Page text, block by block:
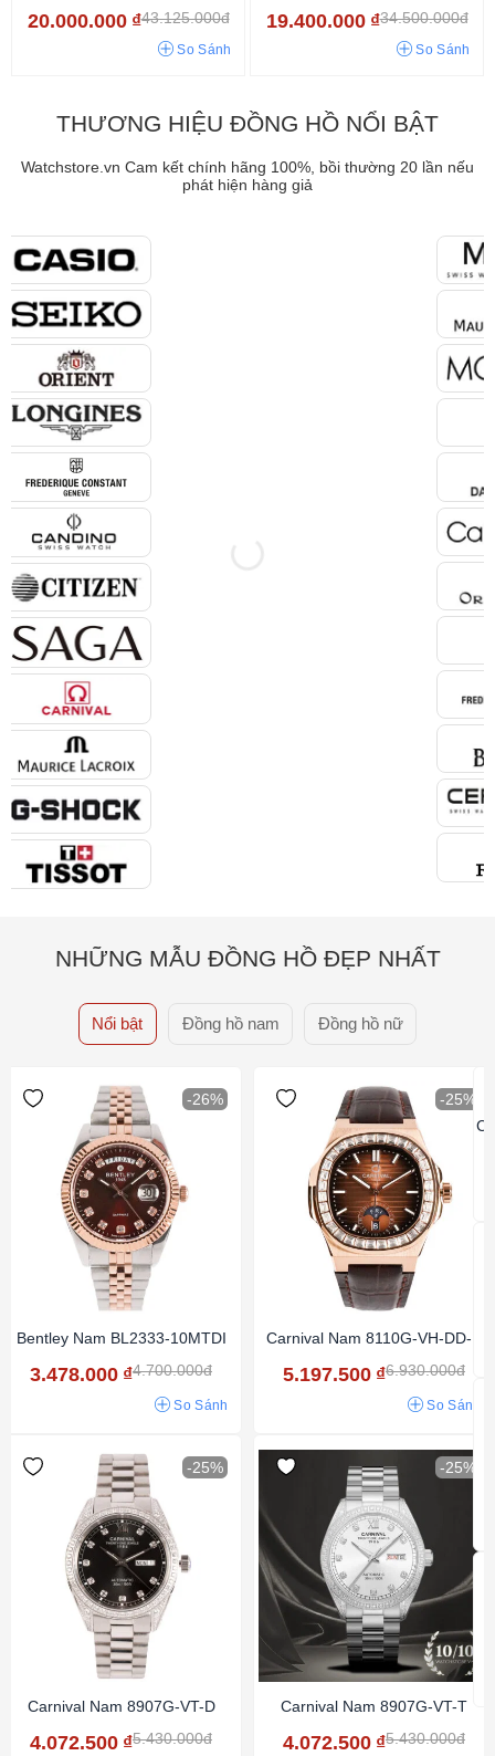
20.000.000 ₫43.125.000đ
So Sánh
19.400.000 ₫34.500.000đ
So Sánh
THƯƠNG HIỆU ĐỒNG HỒ NỔI BẬT
Watchstore.vn Cam kết chính hãng 100%, bồi thường 20 lần nếu
phát hiện hàng giả
NHỮNG MẪU ĐỒNG HỒ ĐẸP NHẤT
Nổi bật Đồng hồ nam Đồng hồ nữ
-26%
Bentley Nam BL2333-10MTDI
3.478.000 ₫4.700.000đ
So Sánh
-25%
Carnival Nam 8110G-VH-DD-N
5.197.500 ₫6.930.000đ
So Sánh
-25%
Carnival Nam 8907G-VT-D
4.072.500 ₫5.430.000đ
-25%
Carnival Nam 8907G-VT-T
4.072.500 ₫5.430.000đ